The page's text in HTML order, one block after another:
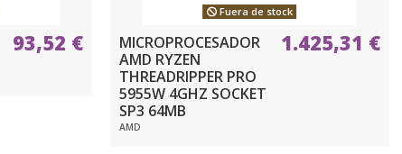
93,52 €
Fuera de stock
MICROPROCESADOR
AMD RYZEN
THREADRIPPER PRO
5955W 4GHZ SOCKET
SP3 64MB
AMD
1.425,31 €